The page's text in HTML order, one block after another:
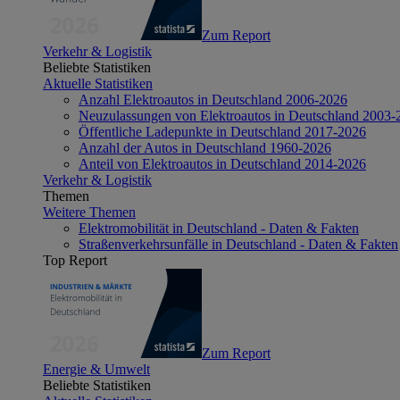
Zum Report
Verkehr & Logistik
Beliebte Statistiken
Aktuelle Statistiken
Anzahl Elektroautos in Deutschland 2006-2026
Neuzulassungen von Elektroautos in Deutschland 2003-
Öffentliche Ladepunkte in Deutschland 2017-2026
Anzahl der Autos in Deutschland 1960-2026
Anteil von Elektroautos in Deutschland 2014-2026
Verkehr & Logistik
Themen
Weitere Themen
Elektromobilität in Deutschland - Daten & Fakten
Straßenverkehrsunfälle in Deutschland - Daten & Fakten
Top Report
Zum Report
Energie & Umwelt
Beliebte Statistiken